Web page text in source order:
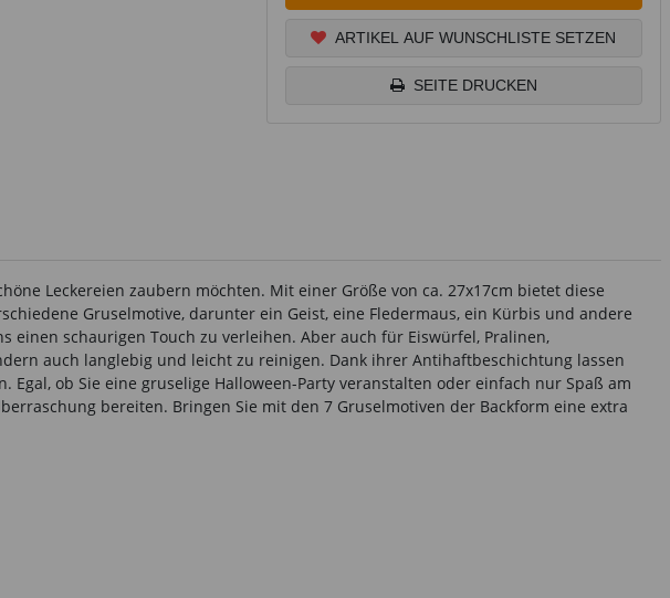
ARTIKEL AUF WUNSCHLISTE SETZEN
SEITE DRUCKEN
Leckereien zaubern möchten. Mit einer Größe von ca. 27x17cm bietet diese
Gruselmotive, darunter ein Geist, eine Fledermaus, ein Kürbis und andere
einen schaurigen Touch zu verleihen. Aber auch für Eiswürfel, Pralinen,
auch langlebig und leicht zu reinigen. Dank ihrer Antihaftbeschichtung lassen
ob Sie eine gruselige Halloween-Party veranstalten oder einfach nur Spaß am
bereiten. Bringen Sie mit den 7 Gruselmotiven der Backform eine extra